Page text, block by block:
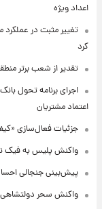
اعداد ویژه
کرد
تقدیر از شعب برتر
اجرای برنامه تحول بانک
اعتماد مشتریان
جزئیات فعال‌سازی
واکنش پلیس به فیک
پیش‌بینی جنجالی
واکنش سحر دولتشاهی